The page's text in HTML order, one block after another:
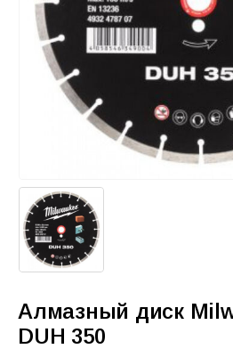
Алмазный диск
DUH 350